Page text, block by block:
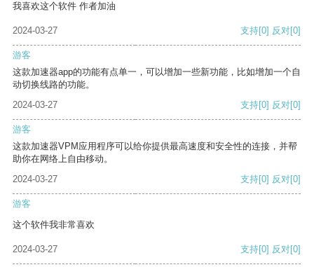
我喜欢这个软件 作者加油
2024-03-27 支持[0] 反对[0]
游客
这款加速器app的功能有点单一，可以增加一些新功能，比如增加一个自
动切换线路的功能。
2024-03-27
支持[0] 反对[0]
游客
这款加速器VPM应用程序可以给你提供最高速度和安全性的连接，并帮
助你在网络上自由移动。
2024-03-27
支持[0] 反对[0]
游客
这个软件我非常喜欢
2024-03-27 支持[0] 反对[0]